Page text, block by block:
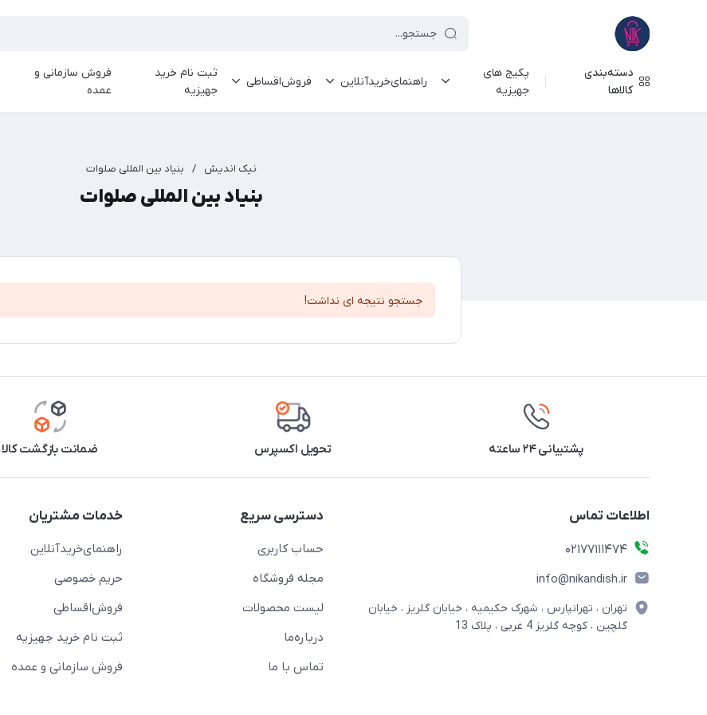
دسته‌بندی
کالاها
پکیج های
جهیزیه
راهنمای‌خرید‌آنلاین فروش‌اقساطی
ثبت نام خرید
جهیزیه
فروش سازمانی و
عمده
نیک اندیش / بنیاد بین المللی صلوات
بنیاد بین المللی صلوات
جستجو نتیجه ای نداشت!
پشتیبانی ۲۴ ساعته تحویل اکسپرس ضمانت بازگشت کالا
اطلاعات تماس
02177111474
info@nikandish.ir
تهران ، تهرانپارس ، شهرک حکیمیه ، خیابان گلریز ، خیابان
گلچین ، کوچه گلریز 4 غربی ، پلاک 13
دسترسی سریع
حساب کاربری
مجله فروشگاه
لیست محصولات
درباره‌ما
تماس با ما
خدمات مشتریان
راهنمای‌خرید‌آنلاین
حریم خصوصی
فروش‌اقساطی
ثبت نام خرید جهیزیه
فروش سازمانی و عمده